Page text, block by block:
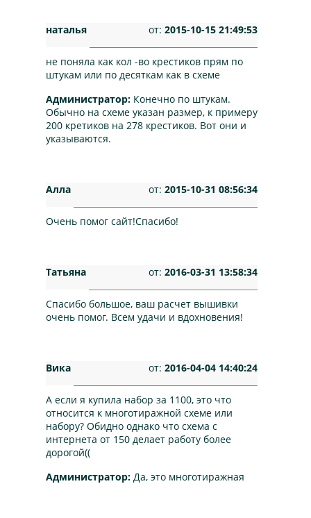
наталья от: 2015-10-15 21:49:53
не поняла как кол -во крестиков прям по
штукам или по десяткам как в схеме
Администратор: Конечно по штукам.
Обычно на схеме указан размер, к примеру
200 кретиков на 278 крестиков. Вот они и
указываются.
Алла от: 2015-10-31 08:56:34
Очень помог сайт!Спасибо!
Татьяна от: 2016-03-31 13:58:34
Спасибо большое, ваш расчет вышивки
очень помог. Всем удачи и вдохновения!
Вика от: 2016-04-04 14:40:24
А если я купила набор за 1100, это что
относится к многотиражной схеме или
набору? Обидно однако что схема с
интернета от 150 делает работу более
дорогой((
Администратор: Да, это многотиражная